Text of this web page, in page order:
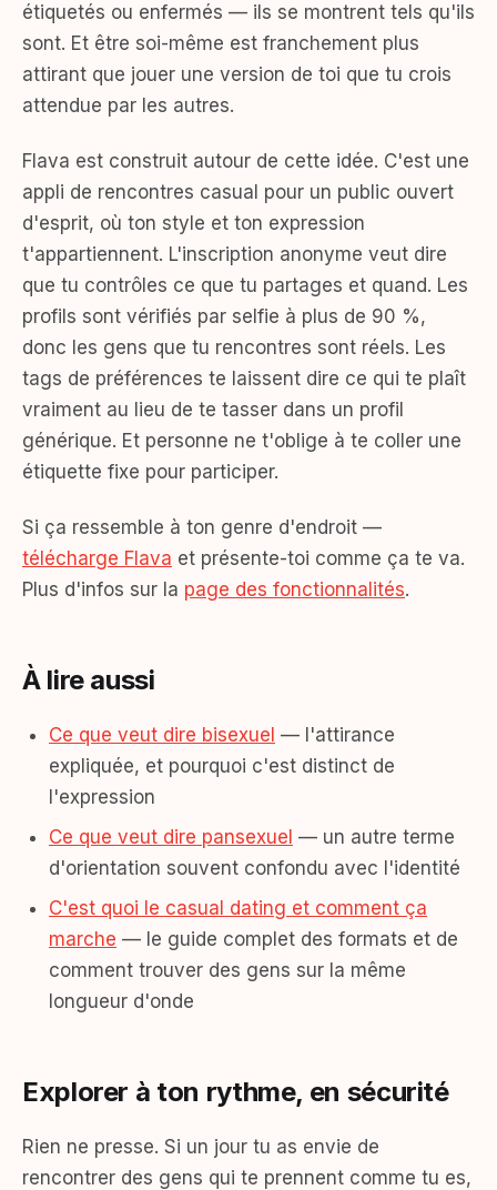
étiquetés ou enfermés — ils se montrent tels qu'ils
sont. Et être soi-même est franchement plus
attirant que jouer une version de toi que tu crois
attendue par les autres.
Flava est construit autour de cette idée. C'est une
appli de rencontres casual pour un public ouvert
d'esprit, où ton style et ton expression
t'appartiennent. L'inscription anonyme veut dire
que tu contrôles ce que tu partages et quand. Les
profils sont vérifiés par selfie à plus de 90 %,
donc les gens que tu rencontres sont réels. Les
tags de préférences te laissent dire ce qui te plaît
vraiment au lieu de te tasser dans un profil
générique. Et personne ne t'oblige à te coller une
étiquette fixe pour participer.
Si ça ressemble à ton genre d'endroit —
télécharge Flava et présente-toi comme ça te va.
Plus d'infos sur la page des fonctionnalités.
À lire aussi
Ce que veut dire bisexuel — l'attirance
expliquée, et pourquoi c'est distinct de
l'expression
Ce que veut dire pansexuel — un autre terme
d'orientation souvent confondu avec l'identité
C'est quoi le casual dating et comment ça
marche — le guide complet des formats et de
comment trouver des gens sur la même
longueur d'onde
Explorer à ton rythme, en sécurité
Rien ne presse. Si un jour tu as envie de
rencontrer des gens qui te prennent comme tu es,